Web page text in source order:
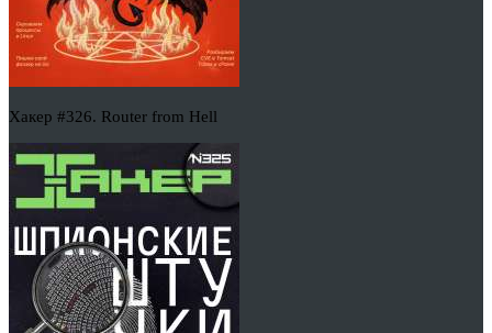
Хакер #326. Router from Hell